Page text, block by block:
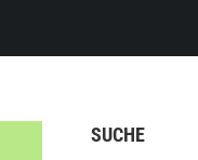
SUCHE